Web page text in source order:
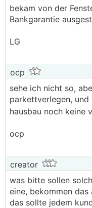
bekam von der
Bankgarantie
LG
ocp
sehe ich nicht so,
parkettverlegen,
hausbau noch keine
ocp
creator
was bitte sollen
eine, bekommen das
das sollte jedem